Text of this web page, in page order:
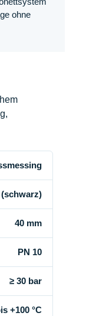
ohne
(schwarz)
40 mm
PN 10
≥ 30 bar
+100 °C